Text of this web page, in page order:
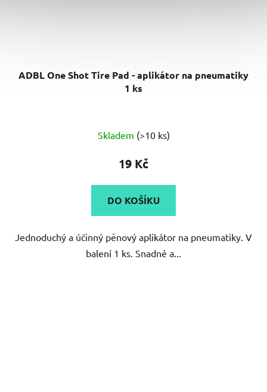
ADBL One Shot Tire Pad - aplikátor na pneumatiky
1 ks
Skladem (>10 ks)
19 Kč
DO KOŠÍKU
Jednoduchý a účinný pěnový aplikátor na pneumatiky. V
balení 1 ks. Snadné a...